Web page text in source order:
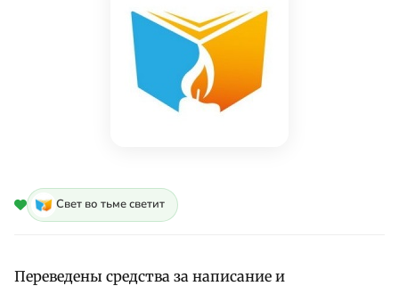
Свет во тьме светит
Переведены средства за написание и